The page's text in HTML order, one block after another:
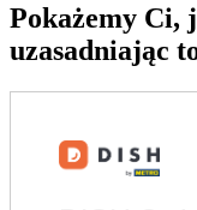
Pokażemy Ci,
uzasadniając